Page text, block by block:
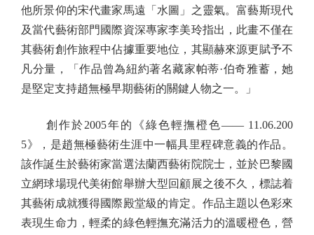
他所景仰的宋代畫家馬遠「水圖」之靈氣。富藝斯現代
及當代藝術部門國際資深專家李美玲指出，此畫不僅在
其藝術創作旅程中佔據重要地位，其顯赫來源更賦予不
凡分量，「作品曾為紐約著名藏家帕蒂·伯奇雅蓄，她
是堅定支持趙無極早期藝術的關鍵人物之一。」
創作於2005年的《綠色輕撫橙色—— 11.06.200
5》，是趙無極藝術生涯中一幅具里程碑意義的作品。
該作誕生於藝術家當選法蘭西藝術院院士，並於巴黎國
立網球場現代美術館舉辦大型回顧展之後不久，標誌着
其藝術成就獲得國際殿堂級的肯定。作品主題以色彩來
表現生命力，輕柔的綠色輕撫充滿活力的溫暖橙色，營